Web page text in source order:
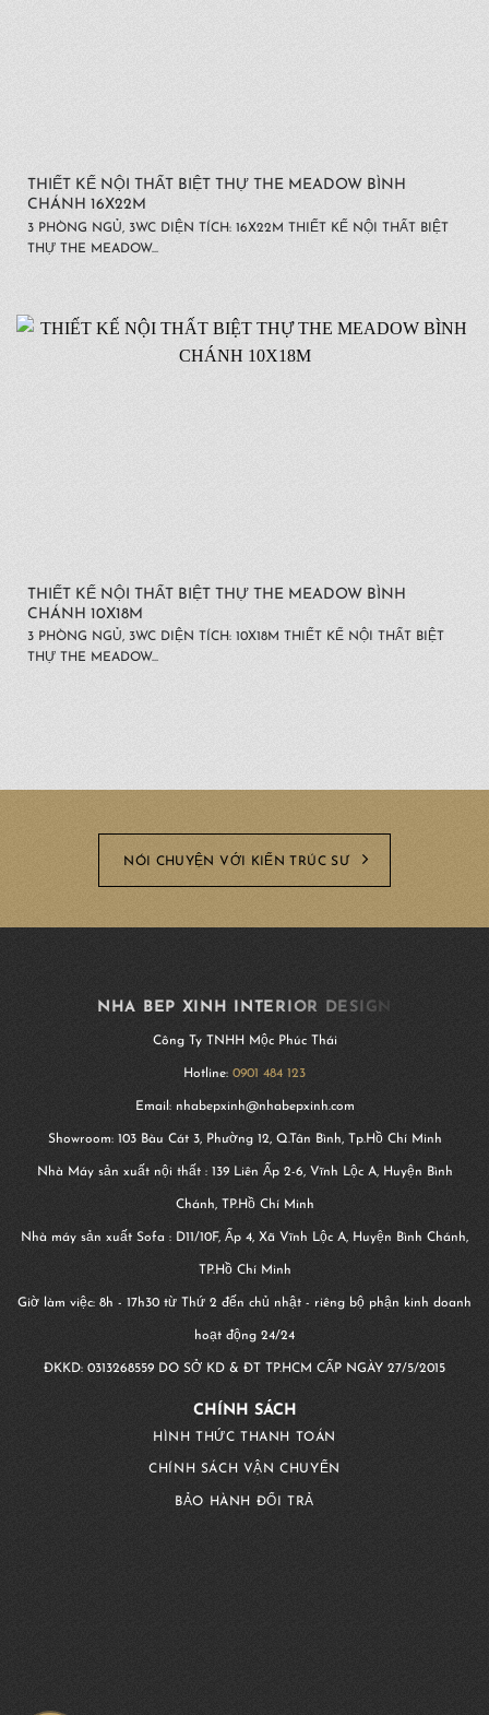
THIẾT KẾ NỘI THẤT BIỆT THỰ THE MEADOW BÌNH
CHÁNH 16X22M
3 PHÒNG NGỦ, 3WC DIỆN TÍCH: 16X22M THIẾT KẾ NỘI THẤT BIỆT
THỰ THE MEADOW...
THIẾT KẾ NỘI THẤT BIỆT THỰ THE MEADOW BÌNH
CHÁNH 10X18M
3 PHÒNG NGỦ, 3WC DIỆN TÍCH: 10X18M THIẾT KẾ NỘI THẤT BIỆT
THỰ THE MEADOW...
NÓI CHUYỆN VỚI KIẾN TRÚC SƯ
NHA BEP XINH INTERIOR DESIGN
Công Ty TNHH Mộc Phúc Thái
Hotline: 0901 484 123
Email: nhabepxinh@nhabepxinh.com
Showroom: 103 Bàu Cát 3, Phường 12, Q.Tân Bình, Tp.Hồ Chí Minh
Nhà Máy sản xuất nội thất : 139 Liên Ấp 2-6, Vĩnh Lộc A, Huyện Bình
Chánh, TP.Hồ Chí Minh
Nhà máy sản xuất Sofa : D11/10F, Ấp 4, Xã Vĩnh Lộc A, Huyện Bình Chánh,
TP.Hồ Chí Minh
Giờ làm việc: 8h - 17h30 từ Thứ 2 đến chủ nhật - riêng bộ phận kinh doanh
hoạt động 24/24
ĐKKD: 0313268559 DO SỞ KD & ĐT TP.HCM CẤP NGÀY 27/5/2015
CHÍNH SÁCH
HÌNH THỨC THANH TOÁN
CHÍNH SÁCH VẬN CHUYỂN
BẢO HÀNH ĐỔI TRẢ